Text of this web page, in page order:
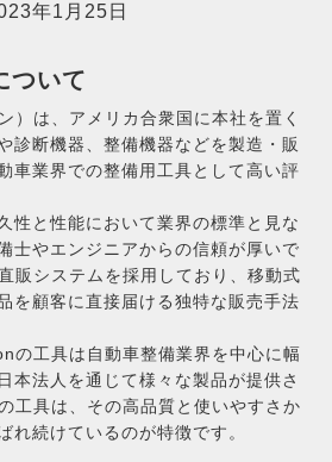
年1月25日
ついて
）は、アメリカ合衆国に本社を置く
診断機器、整備機器などを製造・販
車業界での整備用工具として高い評
性と性能において業界の標準と見な
士やエンジニアからの信頼が厚いで
販システムを採用しており、移動式
を顧客に直接届ける独特な販売手法
の工具は自動車整備業界を中心に幅
本法人を通じて様々な製品が提供さ
工具は、その高品質と使いやすさか
れ続けているのが特徴です。